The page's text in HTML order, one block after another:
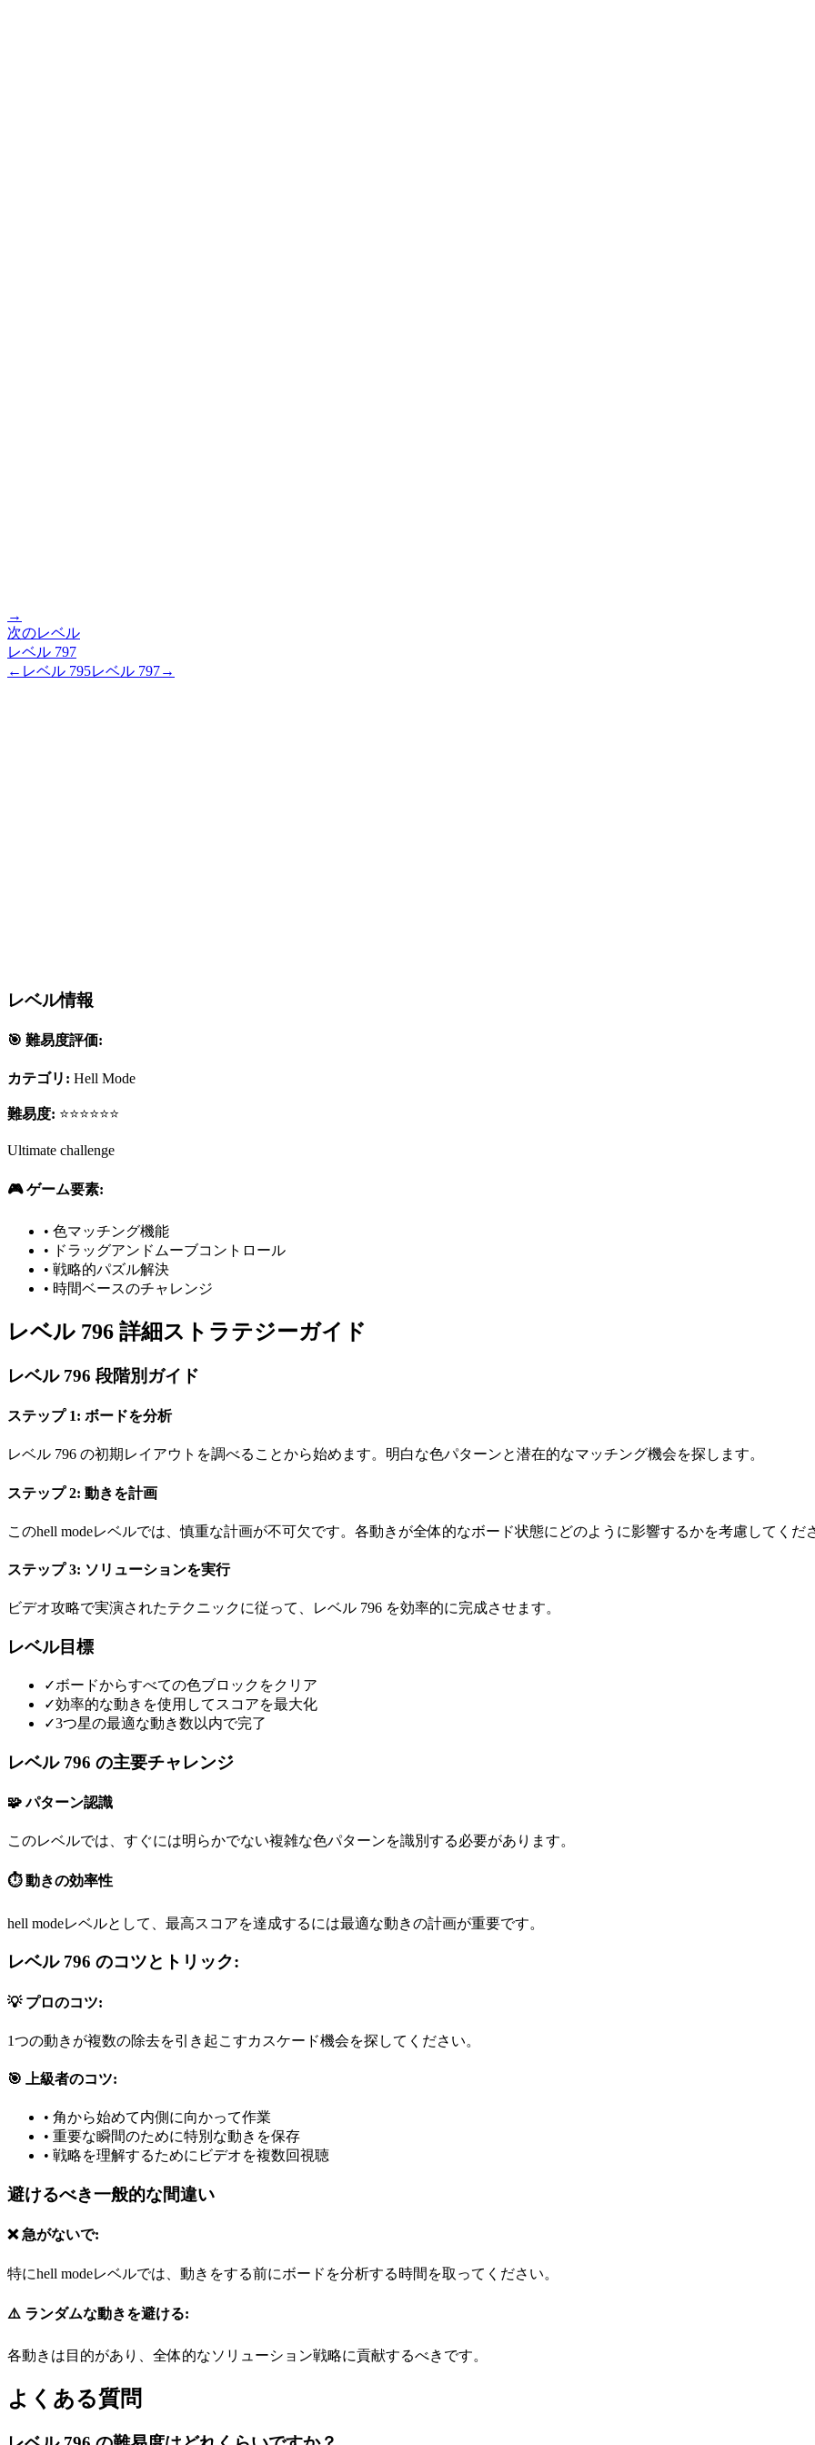
→
次のレベル
レベル 797
← レベル 795レベル 797→
レベル情報
🎯 難易度評価:
カテゴリ: Hell Mode
難易度: ⭐⭐⭐⭐⭐⭐
Ultimate challenge
🎮 ゲーム要素:
• 色マッチング機能
• ドラッグアンドムーブコントロール
• 戦略的パズル解決
• 時間ベースのチャレンジ
レベル 796 詳細ストラテジーガイド
レベル 796 段階別ガイド
ステップ 1: ボードを分析
レベル 796 の初期レイアウトを調べることから始めます。明白な色パターンと潜在的なマッチング機会を探します。
ステップ 2: 動きを計画
このhell modeレベルでは、慎重な計画が不可欠です。各動きが全体的なボード状態にどのように影響するかを考慮してくだ
ステップ 3: ソリューションを実行
ビデオ攻略で実演されたテクニックに従って、レベル 796 を効率的に完成させます。
レベル目標
✓ボードからすべての色ブロックをクリア
✓効率的な動きを使用してスコアを最大化
✓3つ星の最適な動き数以内で完了
レベル 796 の主要チャレンジ
🧩 パターン認識
このレベルでは、すぐには明らかでない複雑な色パターンを識別する必要があります。
⏱️ 動きの効率性
hell modeレベルとして、最高スコアを達成するには最適な動きの計画が重要です。
レベル 796 のコツとトリック:
💡 プロのコツ:
1つの動きが複数の除去を引き起こすカスケード機会を探してください。
🎯 上級者のコツ:
• 角から始めて内側に向かって作業
• 重要な瞬間のために特別な動きを保存
• 戦略を理解するためにビデオを複数回視聴
避けるべき一般的な間違い
❌ 急がないで:
特にhell modeレベルでは、動きをする前にボードを分析する時間を取ってください。
⚠️ ランダムな動きを避ける:
各動きは目的があり、全体的なソリューション戦略に貢献するべきです。
よくある質問